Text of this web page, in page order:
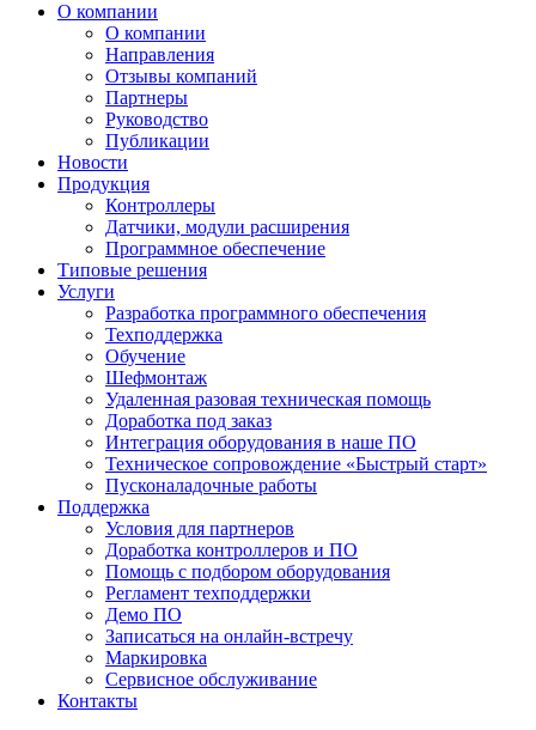
О компании
О компании
Направления
Отзывы компаний
Партнеры
Руководство
Публикации
Новости
Продукция
Контроллеры
Датчики, модули расширения
Программное обеспечение
Типовые решения
Услуги
Разработка программного обеспечения
Техподдержка
Обучение
Шефмонтаж
Удаленная разовая техническая помощь
Доработка под заказ
Интеграция оборудования в наше ПО
Техническое сопровождение «Быстрый старт»
Пусконаладочные работы
Поддержка
Условия для партнеров
Доработка контроллеров и ПО
Помощь с подбором оборудования
Регламент техподдержки
Демо ПО
Записаться на онлайн-встречу
Маркировка
Сервисное обслуживание
Контакты